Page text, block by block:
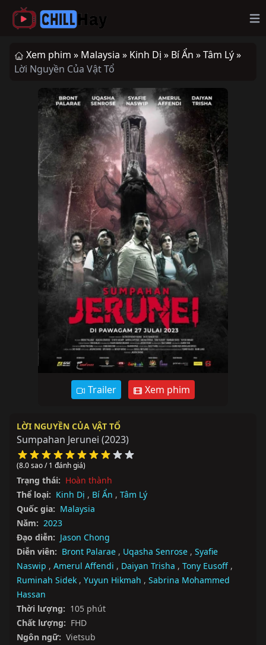
Xem phim » Malaysia » Kinh Dị » Bí Ẩn »Tâm Lý »
Lời Nguyền Của Vật Tổ
Trailer Xem phim
LỜI NGUYỀN CỦA VẬT TỔ
Sumpahan Jerunei (2023)
(8.0 sao / 1 đánh giá)
Trạng thái: Hoàn thành
Thể loại: Kinh Dị , Bí Ẩn , Tâm Lý
Quốc gia: Malaysia
Năm: 2023
Đạo diễn: Jason Chong
Diễn viên: Bront Palarae , Uqasha Senrose , Syafie
Naswip , Amerul Affendi , Daiyan Trisha , Tony Eusoff ,
Ruminah Sidek , Yuyun Hikmah , Sabrina Mohammed
Hassan
Thời lượng: 105 phút
Chất lượng: FHD
Ngôn ngữ: Vietsub